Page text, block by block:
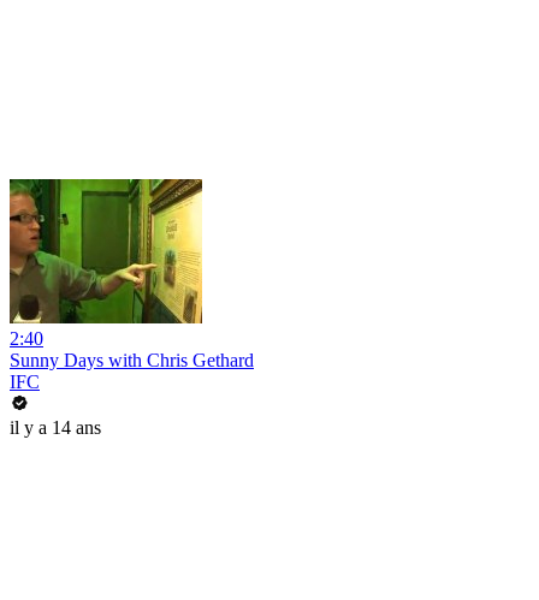
2:40
Sunny Days with Chris Gethard
IFC
il y a 14 ans